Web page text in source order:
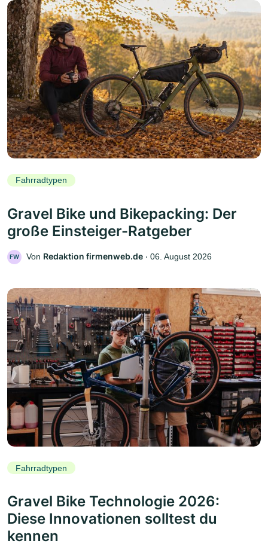
Fahrradtypen
Gravel Bike und Bikepacking: Der
große Einsteiger-Ratgeber
FW Von Redaktion firmenweb.de ‧ 06. August 2026
Fahrradtypen
Gravel Bike Technologie 2026:
Diese Innovationen solltest du
kennen